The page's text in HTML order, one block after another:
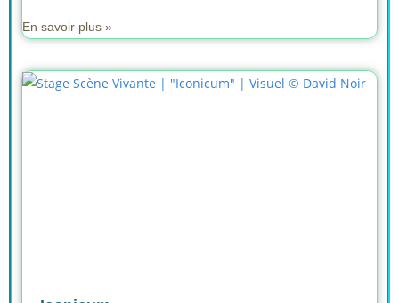
En savoir plus »